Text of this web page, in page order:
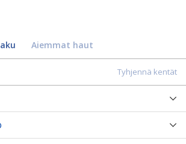
Aiemmat haut
Tyhjennä kentät